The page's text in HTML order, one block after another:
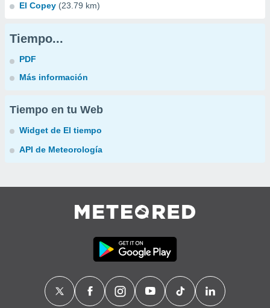
El Copey (23.79 km)
Tiempo...
PDF
Más información
Tiempo en tu Web
Widget de El tiempo
API de Meteorología